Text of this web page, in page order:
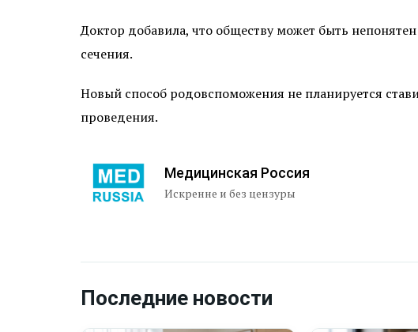
Доктор добавила, что обществу может быть
сечения.
Новый способ родовспоможения не планируется
проведения.
Медицинская Россия
Искренне и без цензуры
Последние новости